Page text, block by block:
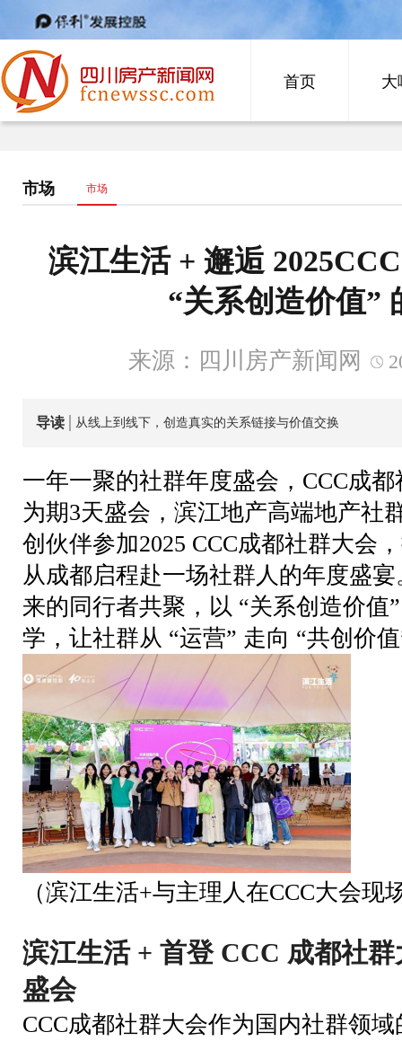
首页 大
市场 市场
滨江生活 + 邂逅
“关系创造价值”
来源：四川房产新闻网
导读 从线上到线下，创造真实的关系链接与价值交换
一年一聚的社群年度盛会，CCC成
为期3天盛会，滨江地产高端地产
创伙伴参加2025 CCC成都社群大会
从成都启程赴一场社群人的年度盛宴
来的同行者共聚 ，以 “关系创造价值
学，让社群从 “运营” 走向 “共创价
（滨江生活+与主理人在CCC大会现
滨江生活 + 首登 CCC 成都社
盛会
CCC成都社群大会作为国内社群领